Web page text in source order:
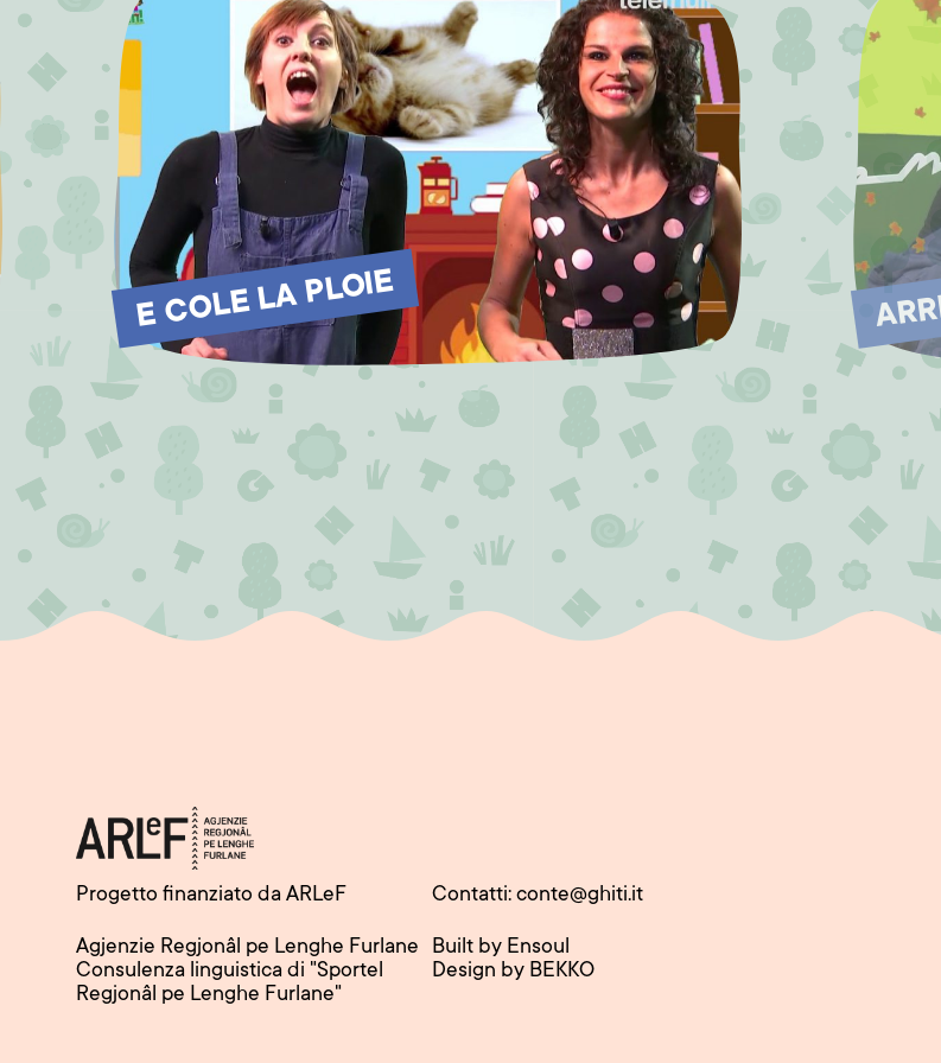
E COLE LA PLOIE
Progetto finanziato da ARLeF
Agjenzie Regjonâl pe Lenghe Furlane
Consulenza linguistica di "Sportel
Regjonâl pe Lenghe Furlane"
Contatti: conte@ghiti.it
Built by Ensoul
Design by BEKKO